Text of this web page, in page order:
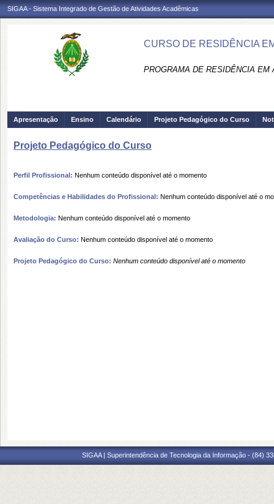
SIGAA - Sistema Integrado de Gestão de Atividades Acadêmicas
CURSO DE RESIDÊNCIA
PROGRAMA DE RESIDÊNCIA
Apresentação Ensino Calendário Projeto Pedagógico do Curso
Projeto Pedagógico do Curso
Perfil Profissional: Nenhum conteúdo disponível até o momento
Competências e Habilidades do Profissional: Nenhum conteúdo disponível até o
Metodologia: Nenhum conteúdo disponível até o momento
Avaliação do Curso: Nenhum conteúdo disponível até o momento
Projeto Pedagógico do Curso: Nenhum conteúdo disponível até o momento
SIGAA | Superintendência de Tecnologia da Informação - (84)